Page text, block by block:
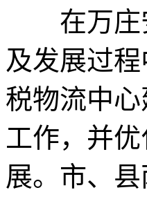
在万庄安
及发展过
税物流中
工作，并
展。市、